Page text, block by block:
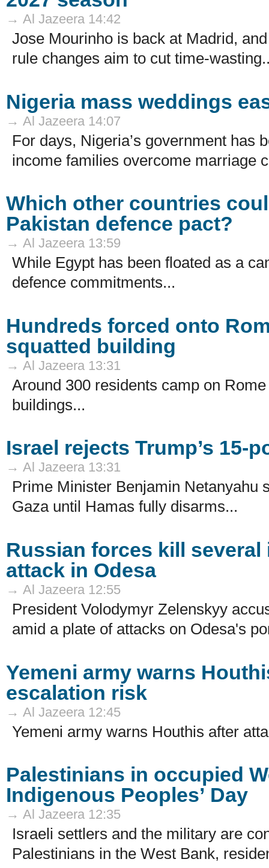
→ Al Jazeera 14:42
Jose Mourinho is back at Madrid,
rule changes aim to cut time-
Nigeria mass weddings
→ Al Jazeera 14:07
For days, Nigeria’s government has
income families overcome marriage
Which other countries
Pakistan defence pact?
→ Al Jazeera 13:59
While Egypt has been floated as a
defence commitments...
Hundreds forced onto
squatted building
→ Al Jazeera 13:31
Around 300 residents camp on
buildings...
Israel rejects Trump’s 15-
→ Al Jazeera 13:31
Prime Minister Benjamin Netanyahu
Gaza until Hamas ⁠fully disarms...
Russian forces kill several
attack in Odesa
→ Al Jazeera 12:55
President Volodymyr Zelenskyy
amid a plate of attacks on Odesa's
Yemeni army warns
escalation risk
→ Al Jazeera 12:45
Yemeni army warns Houthis after
Palestinians in occupied
Indigenous Peoples’ Day
→ Al Jazeera 12:35
Israeli settlers and the military are
Palestinians in the West Bank,